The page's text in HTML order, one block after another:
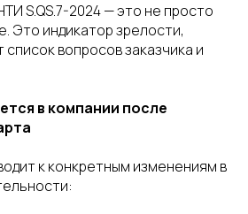
S.QS.7-2024 — это не просто
Это индикатор зрелости,
вопросов заказчика и
в компании после
к конкретным изменениям в